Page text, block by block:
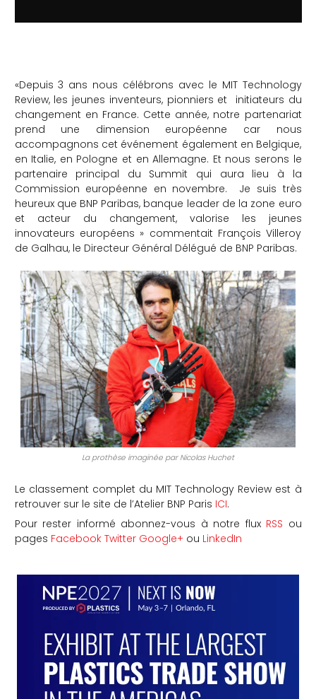
«Depuis 3 ans nous célébrons avec le MIT Technology
Review, les jeunes inventeurs, pionniers et initiateurs du
changement en France. Cette année, notre partenariat
prend une dimension européenne car nous
accompagnons cet événement également en Belgique,
en Italie, en Pologne et en Allemagne. Et nous serons le
partenaire principal du Summit qui aura lieu à la
Commission européenne en novembre. Je suis très
heureux que BNP Paribas, banque leader de la zone euro
et acteur du changement, valorise les jeunes
innovateurs européens » commentait François Villeroy
de Galhau, le Directeur Général Délégué de BNP Paribas.
La prothèse imaginée par Nicolas Huchet
Le classement complet du MIT Technology Review est à
retrouver sur le site de l’Atelier BNP Paris ICI.
Pour rester informé abonnez-vous à notre flux RSS ou
pages Facebook Twitter Google+ ou LinkedIn